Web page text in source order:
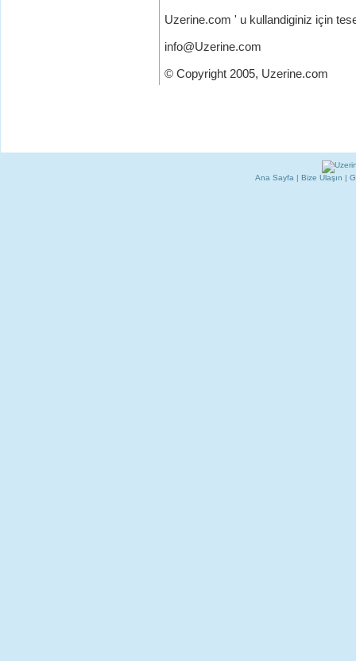
Uzerine.com ' u kullandiginiz için
info@Uzerine.com
© Copyright 2005, Uzerine.com
Ana Sayfa | Bize Ulaşın |